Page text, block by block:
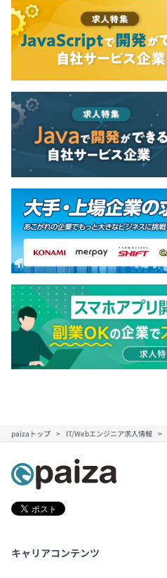
paizaトップ IT/Webエンジニア求人情報
キャリアコンテンツ